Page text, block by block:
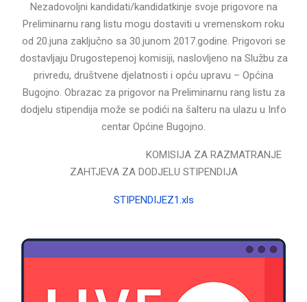
Nezadovoljni kandidati/kandidatkinje svoje prigovore na
Preliminarnu rang listu mogu dostaviti u vremenskom roku
od 20.juna zaključno sa 30.junom 2017.godine. Prigovori se
dostavljaju Drugostepenoj komisiji, naslovljeno na Službu za
privredu, društvene djelatnosti i opću upravu – Općina
Bugojno. Obrazac za prigovor na Preliminarnu rang listu za
dodjelu stipendija može se podići na šalteru na ulazu u Info
centar Općine Bugojno.
KOMISIJA ZA RAZMATRANJE
ZAHTJEVA ZA DODJELU STIPENDIJA
STIPENDIJEZ1.xls